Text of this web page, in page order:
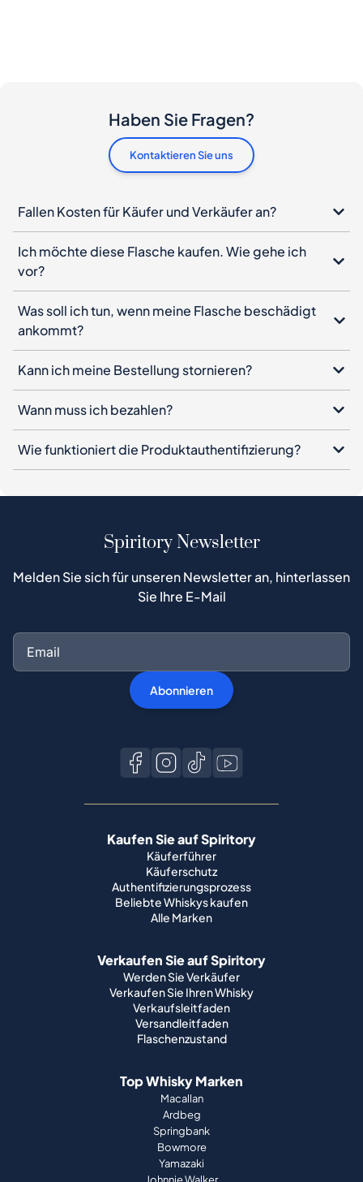
Haben Sie Fragen?
Kontaktieren Sie uns
Fallen Kosten für Käufer und Verkäufer an?
Ich möchte diese Flasche kaufen. Wie gehe ich
vor?
Was soll ich tun, wenn meine Flasche beschädigt
ankommt?
Kann ich meine Bestellung stornieren?
Wann muss ich bezahlen?
Wie funktioniert die Produktauthentifizierung?
Spiritory Newsletter
Melden Sie sich für unseren Newsletter an, hinterlassen
Sie Ihre E-Mail
Abonnieren
Kaufen Sie auf Spiritory
Käuferführer
Käuferschutz
Authentifizierungsprozess
Beliebte Whiskys kaufen
Alle Marken
Verkaufen Sie auf Spiritory
Werden Sie Verkäufer
Verkaufen Sie Ihren Whisky
Verkaufsleitfaden
Versandleitfaden
Flaschenzustand
Top Whisky Marken
Macallan
Ardbeg
Springbank
Bowmore
Yamazaki